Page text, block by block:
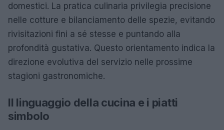
domestici. La pratica culinaria privilegia precisione
nelle cotture e bilanciamento delle spezie, evitando
rivisitazioni fini a sé stesse e puntando alla
profondità gustativa. Questo orientamento indica la
direzione evolutiva del servizio nelle prossime
stagioni gastronomiche.
Il linguaggio della cucina e i piatti
simbolo